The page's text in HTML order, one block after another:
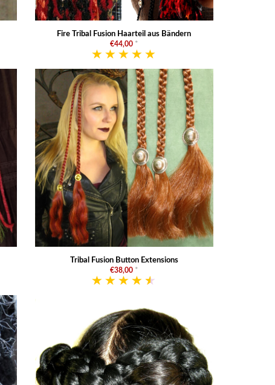
Fire Tribal Fusion Haarteil aus Bändern
€44,00 *
Tribal Fusion Button Extensions
€38,00 *